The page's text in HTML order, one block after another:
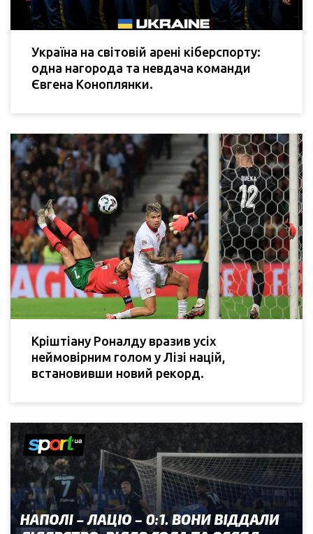
Україна на світовій арені кіберспорту:
одна нагорода та невдача команди
Євгена Коноплянки.
Кріштіану Роналду вразив усіх
неймовірним голом у Лізі націй,
встановивши новий рекорд.